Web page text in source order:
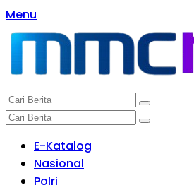
Langsung
ke
konten
Menu
E-Katalog
Nasional
Polri